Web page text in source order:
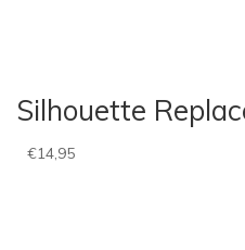
Silhouette
€14,95